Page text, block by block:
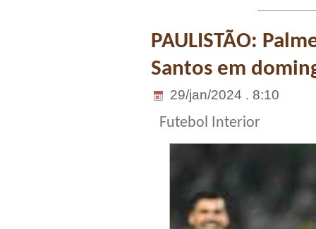
PAULISTÃO:
Santos em
29/jan/2024 . 8:10
Futebol Interior